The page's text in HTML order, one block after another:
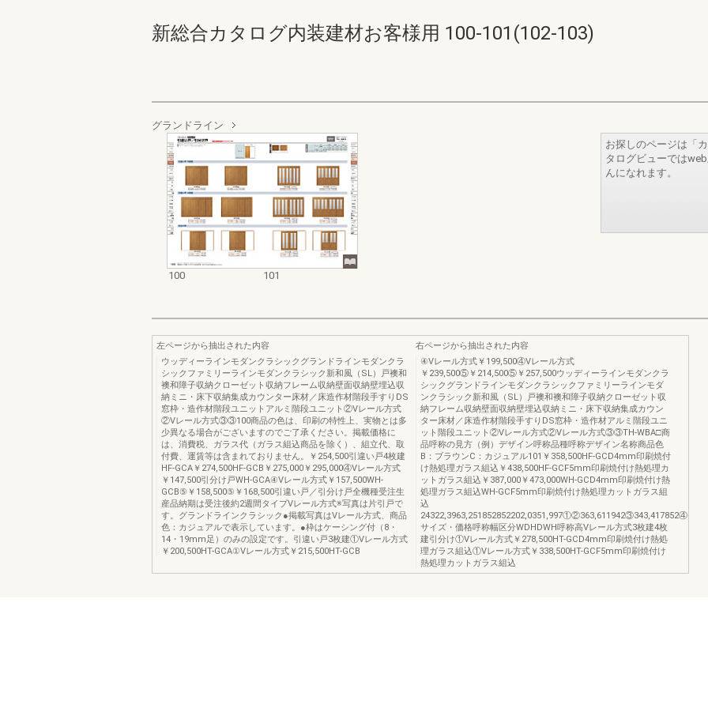
新総合カタログ内装建材お客様用 100-101(102-103)
グランドライン
100 101
お探しのページは「
タログビューでは
んになれます。
左ページから抽出された内容
ウッディーラインモダンクラシックグランドラインモダンクラ
シックファミリーラインモダンクラシック新和風（SL）戸襖和
襖和障子収納クローゼット収納フレーム収納壁面収納壁埋込収
納ミニ・床下収納集成カウンター床材／床造作材階段手すりDS
窓枠・造作材階段ユニットアルミ階段ユニット②Vレール方式
②Vレール方式③③100商品の色は、印刷の特性上、実物とは多
少異なる場合がございますのでご了承ください。掲載価格に
は、消費税、ガラス代（ガラス組込商品を除く）、組立代、取
付費、運賃等は含まれておりません。￥254,500引違い戸4枚建
HF-GCA￥274,500HF-GCB￥275,000￥295,000④Vレール方式
￥147,500引分け戸WH-GCA④Vレール方式￥157,500WH-
GCB⑤￥158,500⑤￥168,500引違い戸／引分け戸全機種受注生
産品納期は受注後約2週間タイプVレール方式※写真は片引戸で
す。グランドラインクラシック●掲載写真はVレール方式、商品
色：カジュアルで表示しています。●枠はケーシング付（8・
14・19mm足）のみの設定です。引違い戸3枚建①Vレール方式
￥200,500HT-GCA①Vレール方式￥215,500HT-GCB
右ページから抽出された内容
④Vレール方式￥199,500④Vレール方式
￥239,500⑤￥214,500⑤￥257,500ウッディーラインモダンクラ
シックグランドラインモダンクラシックファミリーラインモダ
ンクラシック新和風（SL）戸襖和襖和障子収納クローゼット収
納フレーム収納壁面収納壁埋込収納ミニ・床下収納集成カウン
ター床材／床造作材階段手すりDS窓枠・造作材アルミ階段ユニ
ット階段ユニット②Vレール方式②Vレール方式③③TH-WBA□商
品呼称の見方（例）デザイン呼称品種呼称デザイン名称商品色
B：ブラウンC：カジュアル101￥358,500HF-GCD4mm印刷焼付
け熱処理ガラス組込￥438,500HF-GCF5mm印刷焼付け熱処理カ
ットガラス組込￥387,000￥473,000WH-GCD4mm印刷焼付け熱
処理ガラス組込WH-GCF5mm印刷焼付け熱処理カットガラス組
込
サイズ・価格呼称幅区分WDHDWH呼称高Vレール方式3枚建4枚
建引分け①Vレール方式￥278,500HT-GCD4mm印刷焼付け熱処
理ガラス組込①Vレール方式￥338,500HT-GCF5mm印刷焼付け
熱処理カットガラス組込